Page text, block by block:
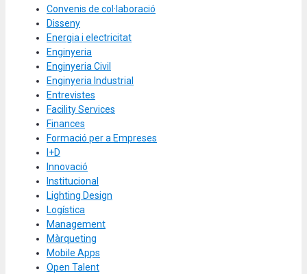
Convenis de col·laboració
Disseny
Energia i electricitat
Enginyeria
Enginyeria Civil
Enginyeria Industrial
Entrevistes
Facility Services
Finances
Formació per a Empreses
I+D
Innovació
Institucional
Lighting Design
Logística
Management
Màrqueting
Mobile Apps
Open Talent